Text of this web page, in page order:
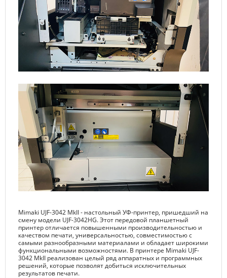
Mimaki UJF-3042 MkII - настольный УФ-принтер, пришедший на
смену модели UJF-3042HG. Этот передовой планшетный
принтер отличается повышенными производительностью и
качеством печати, универсальностью, совместимостью с
самыми разнообразными материалами и обладает широкими
функциональными возможностями. В принтере Mimaki UJF-
3042 MkII реализован целый ряд аппаратных и программных
решений, которые позволят добиться исключительных
результатов печати.